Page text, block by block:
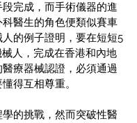
完成，而手術儀器的進
醫生的角色便類似賽車
的例子證明，要在短短5
人，完成在香港和內地
療器械認證，必須通過
得互相尊重。
的挑戰，然而突破性醫